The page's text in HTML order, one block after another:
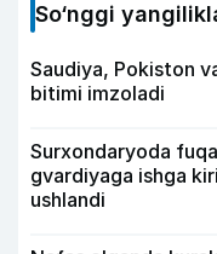
So‘nggi
Saudiya, Pokiston
bitimi imzoladi
Surxondaryoda
gvardiyaga ishga
ushlandi